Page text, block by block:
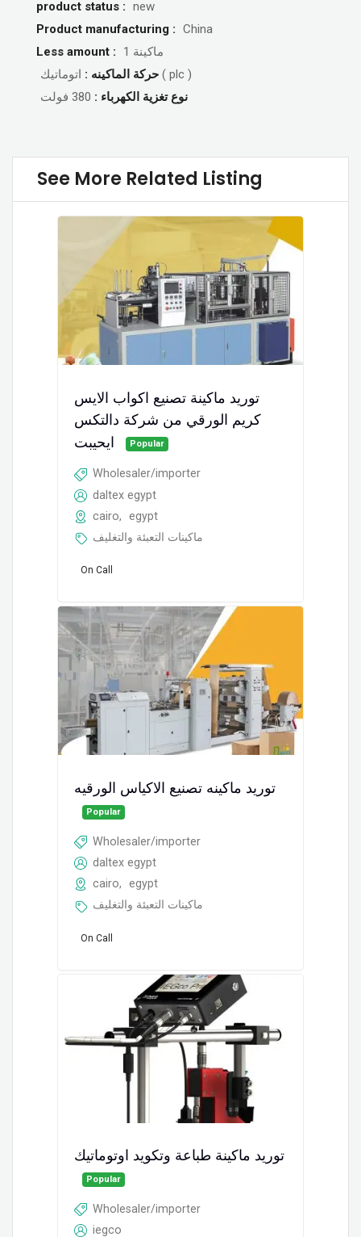
product status : new
Product manufacturing : China
Less amount :
1 ماكينة
حركة الماكينه : اتوماتيك ( plc )
نوع تغزية الكهرباء : 380 فولت
See More Related Listing
توريد ماكينة تصنيع اكواب الايس
كريم الورقي من شركة دالتكس
ايحيبت
Popular
Wholesaler/importer
daltex egypt
cairo,
egypt
ماكينات التعبئة والتغليف
On Call
توريد ماكينه تصنيع الاكياس الورقيه
Popular
Wholesaler/importer
daltex egypt
cairo,
egypt
ماكينات التعبئة والتغليف
On Call
توريد ماكينة طباعة وتكويد اوتوماتيك
Popular
Wholesaler/importer
iegco